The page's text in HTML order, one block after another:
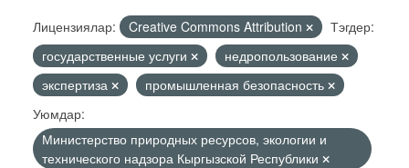
Лицензиялар:
Creative Commons Attribution
Тэгдер:
государственные услуги
недропользование
экспертиза
промышленная безопасность
Уюмдар:
Министерство природных ресурсов, экологии и
технического надзора Кыргызской Республики